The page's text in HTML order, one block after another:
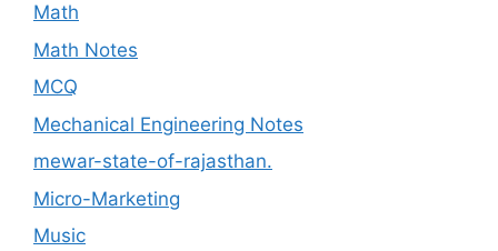
Math
Math Notes
MCQ
Mechanical Engineering Notes
mewar-state-of-rajasthan.
Micro-Marketing
Music